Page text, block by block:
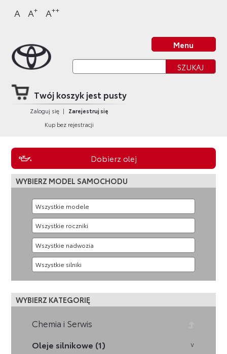
Sklep Toyota
do
nagłówka
do
bocznego
do
głównej
do
stopki
A A+ A++
Menu
Twój koszyk jest pusty
Zaloguj się |
Zarejestruj się
Kup bez rejestracji
Dobierz olej
WYBIERZ MODEL SAMOCHODU
WYBIERZ KATEGORIĘ
Chemia i Serwis
Oleje silnikowe (1)